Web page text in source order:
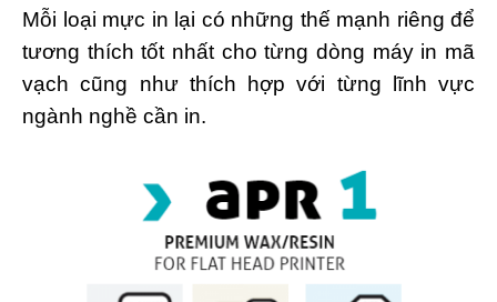
Mỗi loại mực in lại có những thế mạnh riêng để
tương thích tốt nhất cho từng dòng máy in mã
vạch cũng như thích hợp với từng lĩnh vực
ngành nghề cần in.